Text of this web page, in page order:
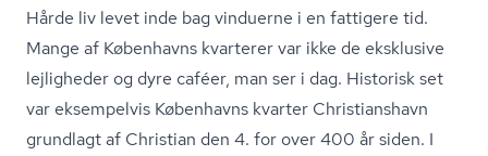
Hårde liv levet inde bag vinduerne i en fattigere tid.
Mange af Københavns kvarterer var ikke de eksklusive
lejligheder og dyre caféer, man ser i dag. Historisk set
var eksempelvis Københavns kvarter Christianshavn
grundlagt af Christian den 4. for over 400 år siden. I